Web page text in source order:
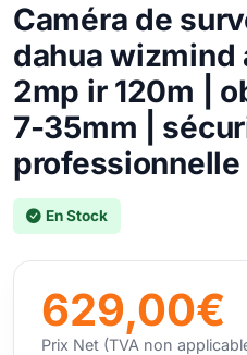
Caméra de
dahua
2mp ir 120m |
7-35mm |
professionnelle
En Stock
629,00€
Prix Net (TVA non